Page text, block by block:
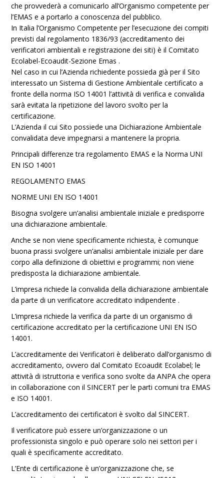
che provvederà a comunicarlo all’Organismo competente per
l’EMAS e a portarlo a conoscenza del pubblico.
In Italia l’Organismo Competente per l’esecuzione dei compiti
previsti dal regolamento 1836/93 (accreditamento dei
verificatori ambientali e registrazione dei siti) è il Comitato
Ecolabel-Ecoaudit-Sezione Emas .
Nel caso in cui l’Azienda richiedente possieda già per il Sito
interessato un Sistema di Gestione Ambientale certificato a
fronte della norma ISO 14001 l’attività di verifica e convalida
sarà evitata la ripetizione del lavoro svolto per la
certificazione.
L’Azienda il cui Sito possiede una Dichiarazione Ambientale
convalidata deve impegnarsi a mantenere la propria.
Principali differenze tra regolamento EMAS e la Norma UNI
EN ISO 14001
REGOLAMENTO EMAS
NORME UNI EN ISO 14001
Bisogna svolgere un’analisi ambientale iniziale e predisporre
una dichiarazione ambientale.
Anche se non viene specificamente richiesta, è comunque
buona prassi svolgere un’analisi ambientale iniziale per dare
corpo alla definizione di obiettivi e programmi; non viene
predisposta la dichiarazione ambientale.
L’impresa richiede la convalida della dichiarazione ambientale
da parte di un verificatore accreditato indipendente .
L’impresa richiede la verifica da parte di un organismo di
certificazione accreditato per la certificazione UNI EN ISO
14001.
L’accreditamente dei Verificatori è deliberato dall’organismo di
accreditamento, ovvero dal Comitato Ecoaudit Ecolabel; le
attività di istruttoria e verifica sono svolte da ANPA che opera
in collaborazione con il SINCERT per le parti comuni tra EMAS
e ISO 14001.
L’accreditamento dei certificatori è svolto dal SINCERT.
Il verificatore può essere un’organizzazione o un
professionista singolo e può operare solo nei settori per i
quali è specificamente accreditato.
L’Ente di certificazione è un’organizzazione che, se